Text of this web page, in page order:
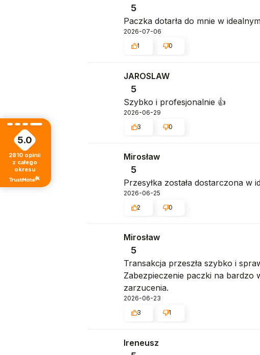
5
Paczka dotarła do mnie w
2026-07-06
1
0
JAROSLAW
5
Szybko i profesjonalnie 👍️
2026-06-29
3
0
Mirosław
5
Przesyłka została dostarczona w
2026-06-25
2
0
Mirosław
5
Transakcja przeszła szybko i
Zabezpieczenie paczki na bardzo
zarzucenia.
2026-06-23
3
1
Ireneusz
5.0
2810 opinii
z całego
okresu